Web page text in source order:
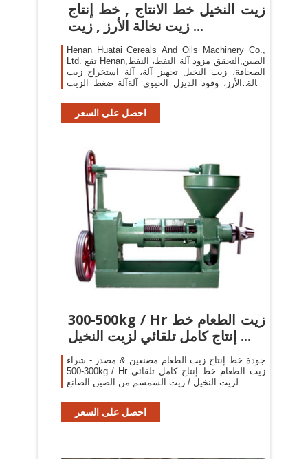
زيت النخيل خط الانتاج , خط إنتاج
زيت نخالة الأرز , زيت ...
Henan Huatai Cereals And Oils Machinery Co.,
Ltd. تقع Henan,الصين,التحقق مزود آلة النفط، النفط
الصحافة، زيت النخيل تجهيز آلة، آلة استخراج زيت
نخالة الأرز، وقود الديزل الحيوي آلةآلة ضغط الزيت
...
احصل على السعر
300-500kg / Hr زيت الطعام خط
إنتاج كامل تلقائي لزيت النخيل ...
جودة خط إنتاج زيت الطعام مصنعين & مصدر - شراء
300-500kg / Hr زيت الطعام خط إنتاج كامل تلقائي
لزيت النخيل / زيت السمسم من الصين الصانع.
احصل على السعر